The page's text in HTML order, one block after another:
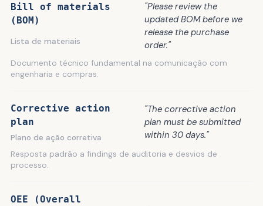
Bill of materials
(BOM)
Lista de materiais
"Please review the
updated BOM before we
release the purchase
order."
Documento técnico fundamental na comunicação com
engenharia e compras.
Corrective action
plan
Plano de ação corretiva
"The corrective action
plan must be submitted
within 30 days."
Resposta padrão a findings de auditoria e desvios de
processo.
OEE (Overall